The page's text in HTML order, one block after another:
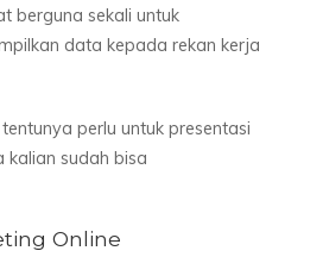
berguna sekali untuk
data kepada rekan kerja
perlu untuk presentasi
sudah bisa
Online